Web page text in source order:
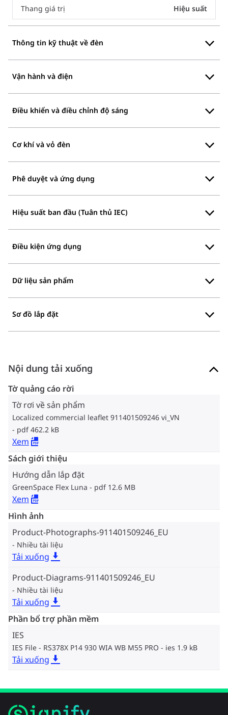
Thang giá trị Hiệu suất
Thông tin kỹ thuật về đèn
Vận hành và điện
Điều khiển và điều chỉnh độ sáng
Cơ khí và vỏ đèn
Phê duyệt và ứng dụng
Hiệu suất ban đầu (Tuân thủ IEC)
Điều kiện ứng dụng
Dữ liệu sản phẩm
Sơ đồ lắp đặt
Nội dung tải xuống
Tờ quảng cáo rời
Tờ rơi về sản phẩm
Localized commercial leaflet 911401509246 vi_VN
pdf 462.2 kB
Xem
Sách giới thiệu
Hướng dẫn lắp đặt
GreenSpace Flex Luna pdf 12.6 MB
Xem
Hình ảnh
Product-Photographs-911401509246_EU
Nhiều tài liệu
Tải xuống
Product-Diagrams-911401509246_EU
Nhiều tài liệu
Tải xuống
Phần bổ trợ phần mềm
IES
IES File - RS378X P14 930 WIA WB M55 PRO ies 1.9 kB
Tải xuống